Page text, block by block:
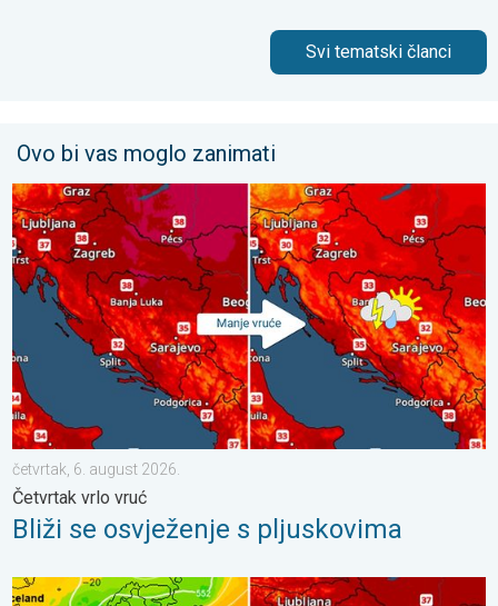
Svi tematski članci
Ovo bi vas moglo zanimati
Bliži se osvježenje s pljuskovima. Četvrtak vrlo vruć. . .
četvrtak, 6. august 2026.
Četvrtak vrlo vruć
Bliži se osvježenje s pljuskovima
Vrlo vrući ljetni dani se nižu. Temperatura mora 27°C. . .